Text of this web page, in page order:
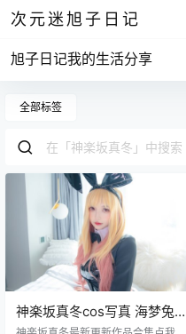
次元迷旭子日记
旭子日记我的生活分享
全部标签
神楽坂真冬cos写真 海梦兔
女郎[75P-155MB]